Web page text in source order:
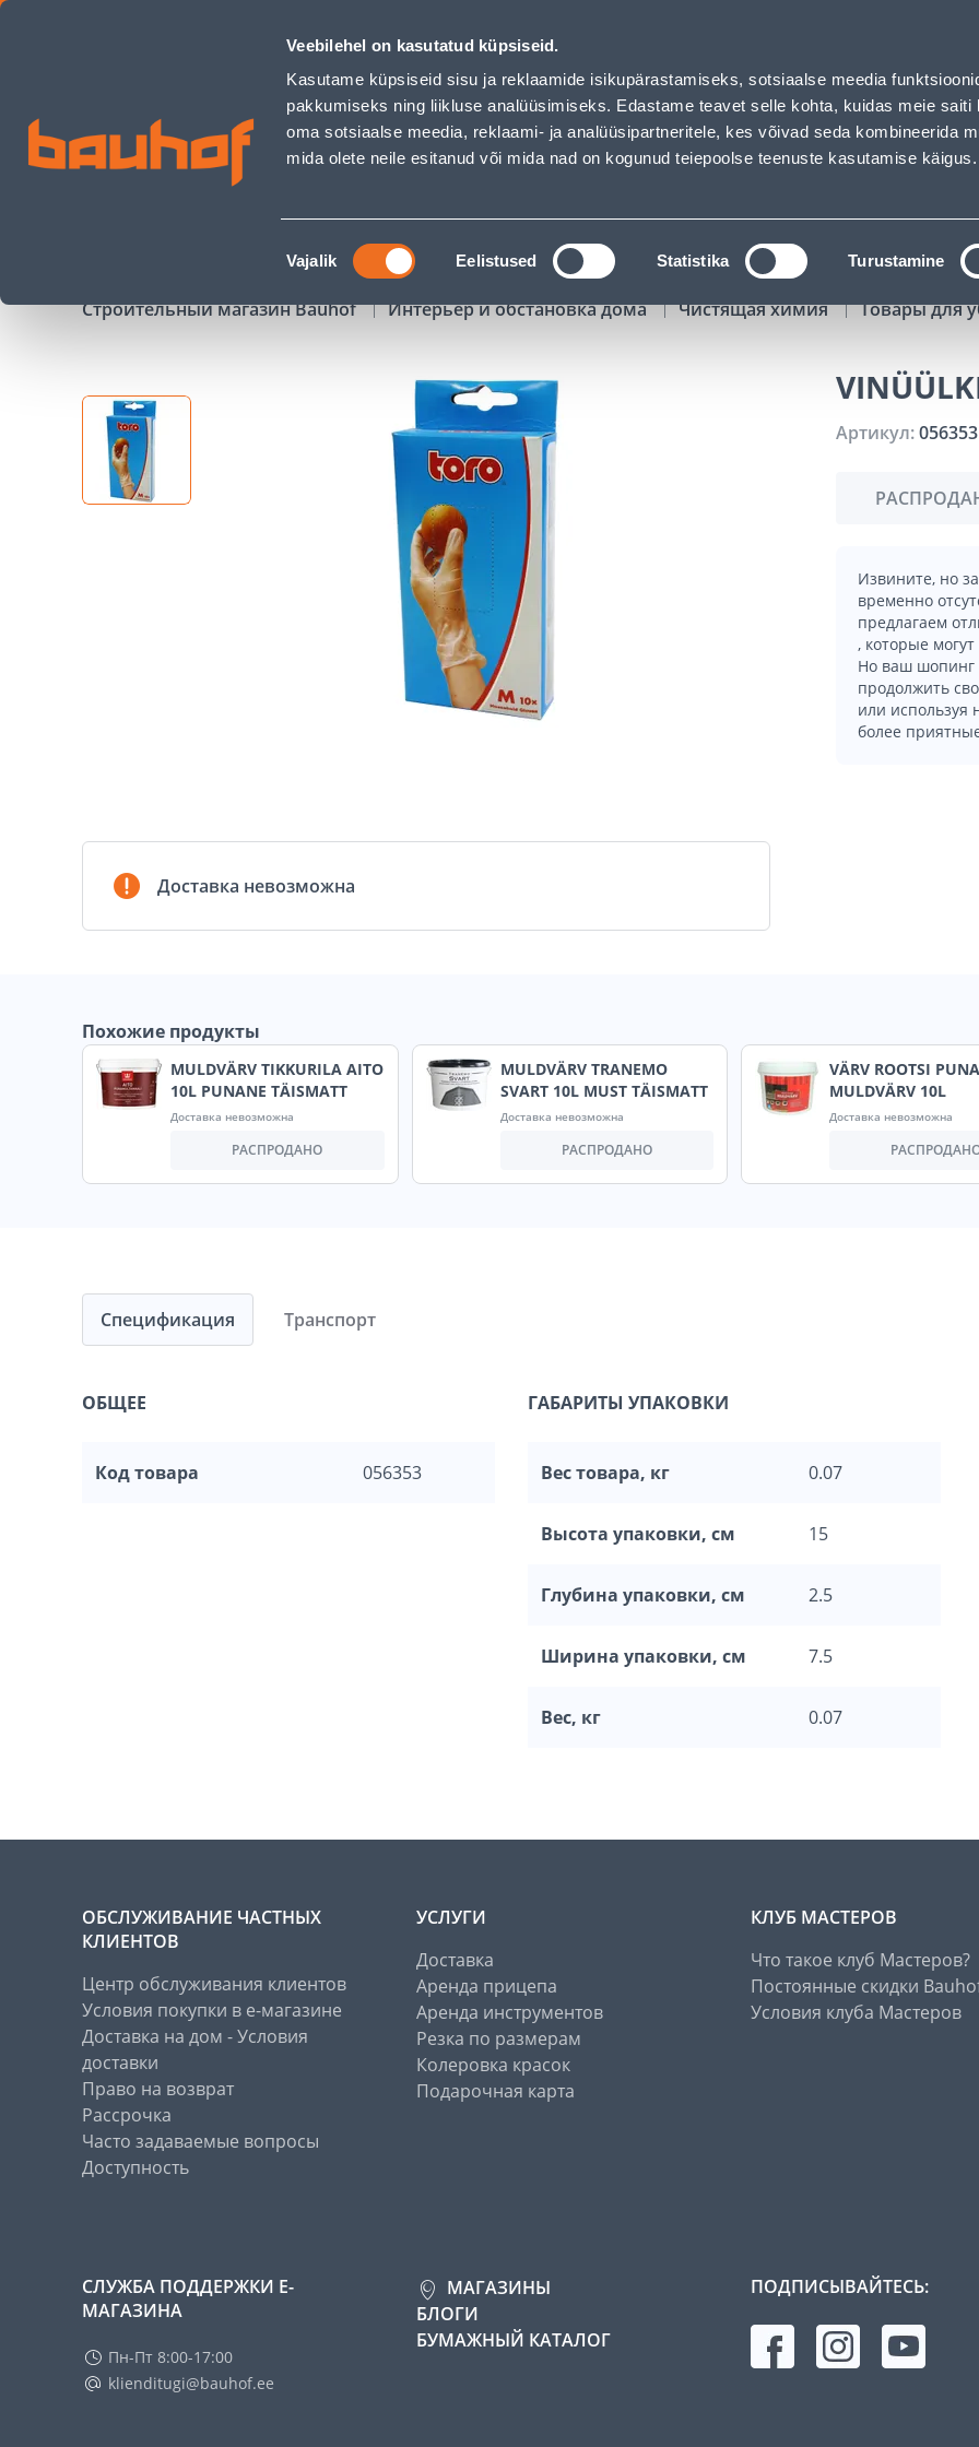
Veebilehel on kasutatud küpsiseid.
Kasutame küpsiseid sisu ja reklaamide isikupärastamiseks, sotsiaalse meedia
pakkumiseks ning liikluse analüüsimiseks. Edastame teavet selle kohta, kuidas meie saiti
oma sotsiaalse meedia, reklaami- ja analüüsipartneritele, kes võivad seda kombineerida
mida olete neile esitanud või mida nad on kogunud teiepoolse teenuste kasutamise käigus.
Nõusoleku
valik
Vajalik Eelistused Statistika Turustamine
VINÜÜLKINDAD 10 TÜKKI M - Bauhof has loaded
Обслуживание бизнес-клиентов Обслуживание частных клиентов Услуги Предложения о
ПОИСК
АКЦИИ КАТАЛОГИ АРЕНДА ИНСТРУМЕНТОВ
Строительный магазин Bauhof Интерьер и обстановка дома Чистящая химия Товары для
Доставка невозможна
Артикул:056353
Извините, но
временно
предлагаем
, которые
Но ваш шопинг
продолжить
или
более
Похожие продукты
MULDVÄRV TIKKURILA AITO
10L PUNANE TÄISMATT
Доставка невозможна
РАСПРОДАНО
MULDVÄRV TRANEMO
SVART 10L MUST TÄISMATT
Доставка невозможна
РАСПРОДАНО
VÄRV ROOTSI
MULDVÄRV 10L
Доставка невозможна
Спецификация
ОБЩЕЕ
Код товара 056353
ГАБАРИТЫ УПАКОВКИ
Вес товара, кг 0.07
Высота упаковки, см 15
Глубина упаковки, см 2.5
Ширина упаковки, см 7.5
Вес, кг 0.07
Транспорт
ОБСЛУЖИВАНИЕ ЧАСТНЫХ
КЛИЕНТОВ
Центр обслуживания клиентов
Условия покупки в е-магазине
Доставка на дом - Условия
доставки
Право на возврат
Рассрочка
Часто задаваемые вопросы
Доступность
УСЛУГИ
Доставка
Аренда прицепа
Аренда инструментов
Резка по размерам
Колеровка красок
Подарочная карта
КЛУБ МАСТЕРОВ
Что такое клуб Мастеров?
Постоянные скидки
Условия клуба Мастеров
СЛУЖБА ПОДДЕРЖКИ Е-
МАГАЗИНА
Пн-Пт 8:00-17:00
klienditugi@bauhof.ee
МАГАЗИНЫ
БЛОГИ
БУМАЖНЫЙ КАТАЛОГ
ПОДПИСЫВАЙТЕСЬ: